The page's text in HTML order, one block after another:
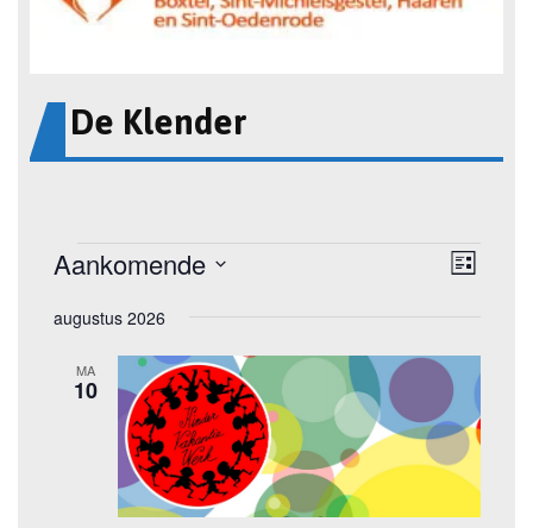
De Klender